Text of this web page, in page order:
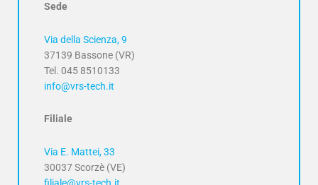
Sede
Via della Scienza, 9
37139 Bassone (VR)
Tel. 045 8510133
info@vrs-tech.it
Filiale
Via E. Mattei, 33
30037 Scorzè (VE)
filiale@vrs-tech.it